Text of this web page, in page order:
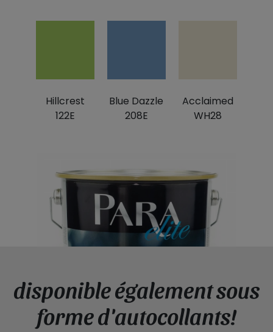
Hillcrest
122E
Blue Dazzle
208E
Acclaimed
WH28
disponible également sous
forme d'autocollants!